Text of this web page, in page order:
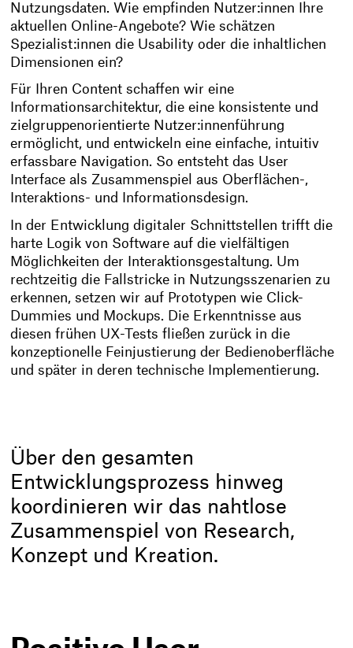
Nutzungsdaten. Wie empfinden Nutzer:innen Ihre
aktuellen Online-Angebote? Wie schätzen
Spezialist:innen die Usability oder die inhaltlichen
Dimensionen ein?
Für Ihren Content schaffen wir eine
Informationsarchitektur, die eine konsistente und
zielgruppenorientierte Nutzer:innenführung
ermöglicht, und entwickeln eine einfache, intuitiv
erfassbare Navigation. So entsteht das User
Interface als Zusammenspiel aus Oberflächen-,
Interaktions- und Informationsdesign.
In der Entwicklung digitaler Schnittstellen trifft die
harte Logik von Software auf die vielfältigen
Möglichkeiten der Interaktionsgestaltung. Um
rechtzeitig die Fallstricke in Nutzungsszenarien zu
erkennen, setzen wir auf Prototypen wie Click-
Dummies und Mockups. Die Erkenntnisse aus
diesen frühen UX-Tests fließen zurück in die
konzeptionelle Feinjustierung der Bedienoberfläche
und später in deren technische Implementierung.
Über den gesamten
Entwicklungsprozess hinweg
koordinieren wir das nahtlose
Zusammenspiel von Research,
Konzept und Kreation.